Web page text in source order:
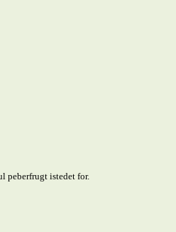
peberfrugt istedet for.